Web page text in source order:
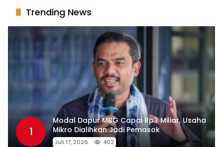
Trending News
1
Modal Dapur MBG Capai Rp3 Miliar, Usaha
Mikro Dialihkan Jadi Pemasok
Juli 17, 2026 402